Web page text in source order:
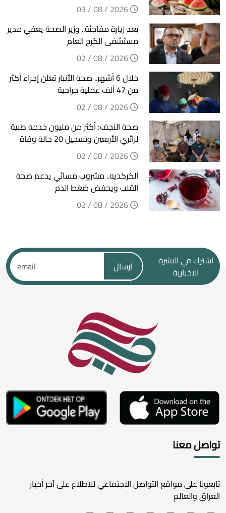
بعد زيارة مفاجئة.. وزير الصحة يعفي مدير
مستشفى الكرخ العام
خلال 6 أشهر.. صحة الأنبار تعلن إجراء أكثر
من 47 ألف عملية جراحية
صحة النجف: أكثر من مليون خدمة طبية
لزائري الأربعين وتسجيل 20 حالة وفاة
الكركديه.. مشروب مسائي يدعم صحة
القلب ويخفض ضغط الدم
اشترك في النشرة
الاخبارية
ارسال
تواصل معنا
تابعونا على مواقع التواصل الاجتماعي للاطلاع على آخر أخبار
العراق والعالم